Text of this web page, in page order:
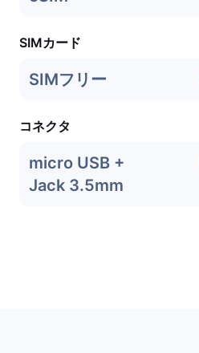
SIMカード
SIMフリー
コネクタ
micro USB +
Jack 3.5mm